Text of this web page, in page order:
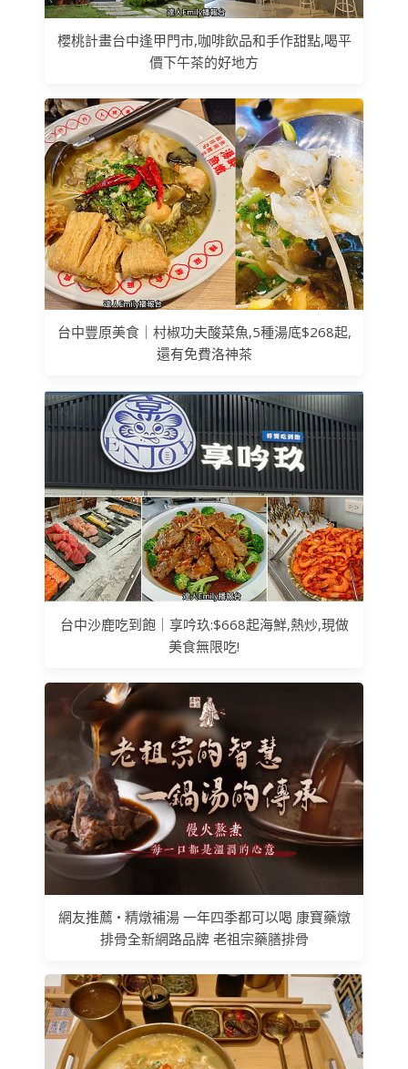
櫻桃計畫台中逢甲門市,咖啡飲品和手作甜點,喝平
價下午茶的好地方
台中豐原美食｜村椒功夫酸菜魚,5種湯底$268起,
還有免費洛神茶
台中沙鹿吃到飽｜享吟玖:$668起海鮮,熱炒,現做
美食無限吃!
網友推薦 • 精燉補湯 一年四季都可以喝 康寶藥燉
排骨全新網路品牌 老祖宗藥膳排骨